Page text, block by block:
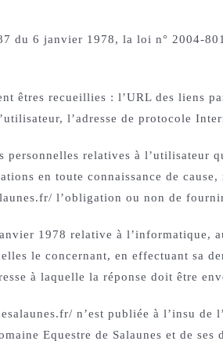
du 6 janvier 1978, la loi n° 2004-
êtres recueillies : l’URL des liens
l’adresse de protocole
relatives à l’utilisateur
en toute connaissance de
l’obligation ou non de
1978 relative à l’informatique,
le concernant, en effectuant sa
à laquelle la réponse doit être
n’est publiée à l’insu de
Equestre de Salaunes et de